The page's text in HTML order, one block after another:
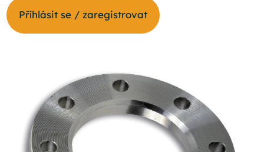
Příhlásit se / zaregistrovat